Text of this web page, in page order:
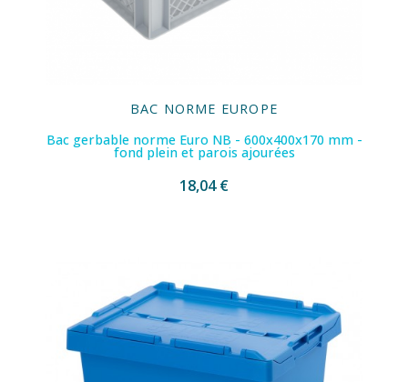
BAC NORME EUROPE
Bac gerbable norme Euro NB - 600x400x170 mm -
fond plein et parois ajourées
18,04 €